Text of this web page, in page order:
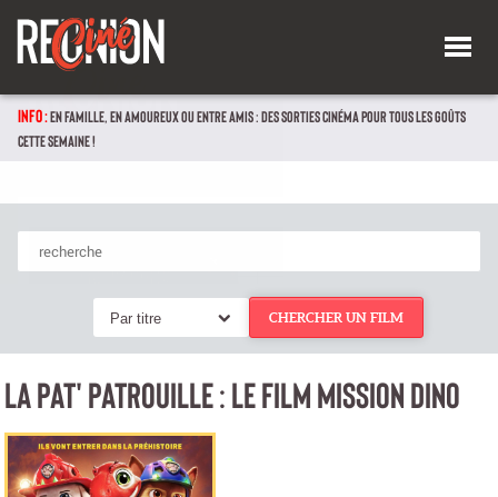
INFO :EN FAMILLE, EN AMOUREUX OU ENTRE AMIS : DES SORTIES CINÉMA POUR TOUS LES GOÛTS
CETTE SEMAINE !
Par titre CHERCHER UN FILM
LA PAT' PATROUILLE : LE FILM MISSION DINO